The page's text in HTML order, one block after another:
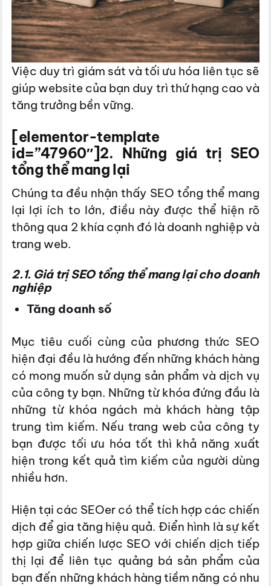
Việc duy trì giám sát và tối ưu hóa liên tục sẽ
giúp website của bạn duy trì thứ hạng cao và
tăng trưởng bền vững.
[elementor-template
id=”47960″]2. Những giá trị SEO
tổng thể mang lại
Chúng ta đều nhận thấy SEO tổng thể mang
lại lợi ích to lớn, điều này được thể hiện rõ
thông qua 2 khía cạnh đó là doanh nghiệp và
trang web.
2.1. Giá trị SEO tổng thể mang lại cho doanh
nghiệp
Tăng doanh số
Mục tiêu cuối cùng của phương thức SEO
hiện đại đều là hướng đến những khách hàng
có mong muốn sử dụng sản phẩm và dịch vụ
của công ty bạn. Những từ khóa đứng đầu là
những từ khóa ngách mà khách hàng tập
trung tìm kiếm. Nếu trang web của công ty
bạn được tối ưu hóa tốt thì khả năng xuất
hiện trong kết quả tìm kiếm của người dùng
nhiều hơn.
Hiện tại các SEOer có thể tích hợp các chiến
dịch để gia tăng hiệu quả. Điển hình là sự kết
hợp giữa chiến lược SEO với chiến dịch tiếp
thị lại để liên tục quảng bá sản phẩm của
bạn đến những khách hàng tiềm năng có nhu